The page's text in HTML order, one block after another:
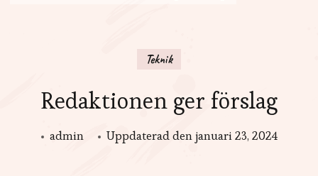
Teknik
Redaktionen ger förslag
admin Uppdaterad den januari 23, 2024